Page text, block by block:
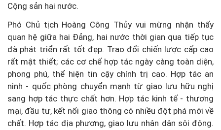
Cộng sản hai nước.
Phó Chủ tịch Hoàng Công Thủy vui mừng nhận thấy
quan hệ giữa hai Đảng, hai nước thời gian qua tiếp tục
đà phát triển rất tốt đẹp. Trao đổi chiến lược cấp cao
rất mật thiết; các cơ chế hợp tác ngày càng toàn diện,
phong phú, thể hiện tin cậy chính trị cao. Hợp tác an
ninh - quốc phòng chuyển mạnh từ giao lưu hữu nghị
sang hợp tác thực chất hơn. Hợp tác kinh tế - thương
mại, đầu tư, kết nối giao thông có nhiều đột phá mới về
chất. Hợp tác địa phương, giao lưu nhân dân sôi động.